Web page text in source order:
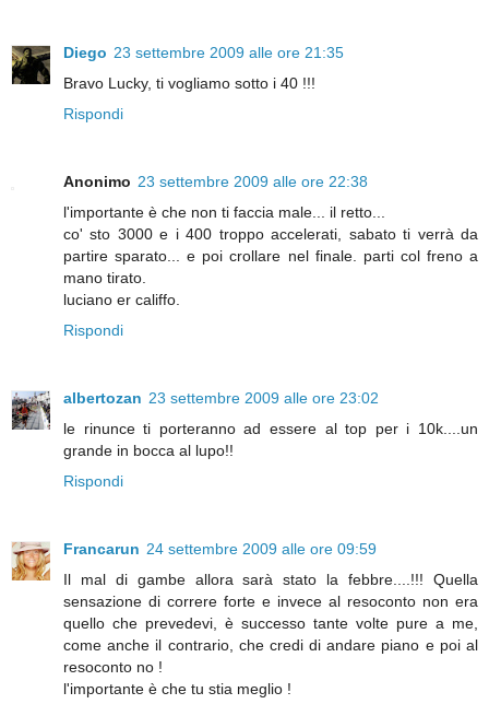
Diego 23 settembre 2009 alle ore 21:35
Bravo Lucky, ti vogliamo sotto i 40 !!!
Rispondi
Anonimo 23 settembre 2009 alle ore 22:38
l'importante è che non ti faccia male... il retto...
co' sto 3000 e i 400 troppo accelerati, sabato ti verrà da
partire sparato... e poi crollare nel finale. parti col freno a
mano tirato.
luciano er califfo.
Rispondi
albertozan 23 settembre 2009 alle ore 23:02
le rinunce ti porteranno ad essere al top per i 10k....un
grande in bocca al lupo!!
Rispondi
Francarun 24 settembre 2009 alle ore 09:59
Il mal di gambe allora sarà stato la febbre....!!! Quella
sensazione di correre forte e invece al resoconto non era
quello che prevedevi, è successo tante volte pure a me,
come anche il contrario, che credi di andare piano e poi al
resoconto no !
l'importante è che tu stia meglio !